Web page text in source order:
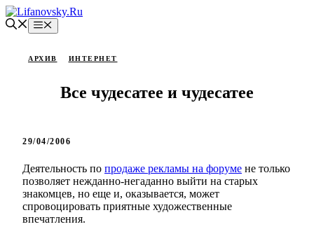
Перейти
к
содержимому
Меню
АРХИВ ИНТЕРНЕТ
Все чудесатее и чудесатее
29/04/2006
Деятельность по продаже рекламы на форуме не только
позволяет нежданно-негаданно выйти на старых
знакомцев, но еще и, оказывается, может
спровоцировать приятные художественные
впечатления.